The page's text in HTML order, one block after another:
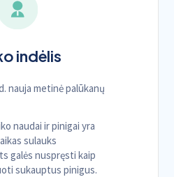
indėlis
nauja metinė palūkanų
naudai ir pinigai yra
sulauks
galės nuspręsti kaip
sukauptus pinigus.